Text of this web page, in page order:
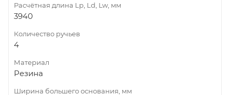
Расчётная длина Lp, Ld, Lw, мм
3940
Количество ручьев
4
Материал
Резина
Ширина большего основания, мм